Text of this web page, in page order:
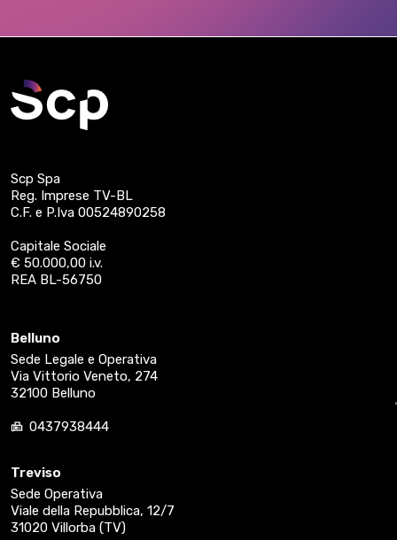
Scp Spa
Reg. Imprese TV-BL
C.F. e P.Iva 00524890258
Capitale Sociale
€ 50.000,00 i.v.
REA BL-56750
Belluno
Sede Legale e Operativa
Via Vittorio Veneto, 274
32100 Belluno
0437938444
Treviso
Sede Operativa
Viale della Repubblica, 12/7
31020 Villorba (TV)